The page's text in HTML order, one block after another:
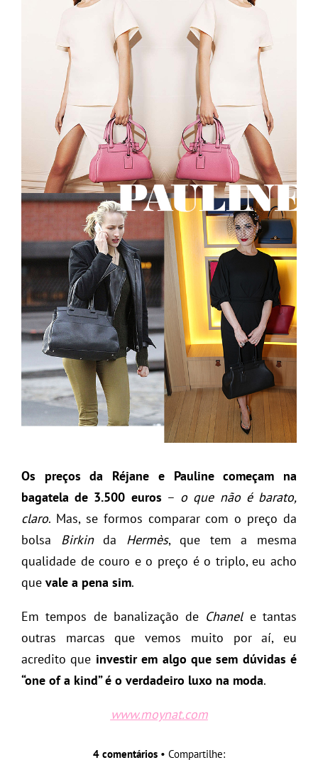
Os preços da Réjane e Pauline começam na
bagatela de 3.500 euros – o que não é barato,
claro. Mas, se formos comparar com o preço da
bolsa
Birkinda Hermès, que tem a mesma
qualidade de couro e o preço é o triplo, eu acho
que vale a pena sim.
Em tempos de banalização de Chanele tantas
outras marcas que vemos muito por aí, eu
acredito que investir em algo que sem dúvidas é
“one of a kind” é o verdadeiro luxo na moda.
www.moynat.com
4 comentários • Compartilhe: